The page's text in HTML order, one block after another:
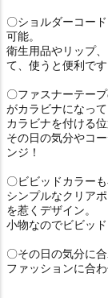
〇ショルダーコー
可能。
衛生用品やリップ
て、使うと便利です
〇ファスナーテー
がカラビナになっ
カラビナを付ける
その日の気分やコ
ンジ！
〇ビビッドカラー
シンプルなクリア
を惹くデザイン。
小物なのでビビッ
〇その日の気分に
ファッションに合